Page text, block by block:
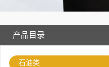
产品目录
石油类